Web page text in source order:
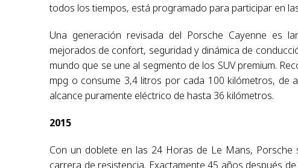
todos los tiempos, está programado para participar en
Una generación revisada del Porsche Cayenne es
mejorados de confort, seguridad y dinámica de
mundo que se une al segmento de los SUV premium.
mpg o consume 3,4 litros por cada 100 kilómetros, de
alcance puramente eléctrico de hasta 36 kilómetros.
2015
Con un doblete en las 24 Horas de Le Mans,
carrera de resistencia. Exactamente 45 años después